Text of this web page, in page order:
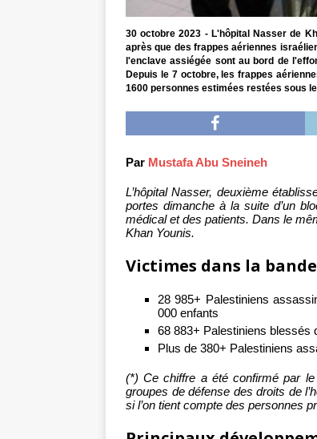
30 octobre 2023 - L'hôpital Nasser de
après que des frappes aériennes
l'enclave assiégée sont au bord de
Depuis le 7 octobre, les frappes
1600 personnes estimées restées sous
Par Mustafa Abu Sneineh
L’hôpital Nasser, deuxième
portes dimanche à la suite d’un
médical et des patients. Dans le
Khan Younis.
Victimes dans la
28 985+ Palestiniens
000 enfants
68 883+ Palestiniens blessés
Plus de 380+ Palestiniens
(*) Ce chiffre a été confirmé par
groupes de défense des droits de
si l’on tient compte des personnes